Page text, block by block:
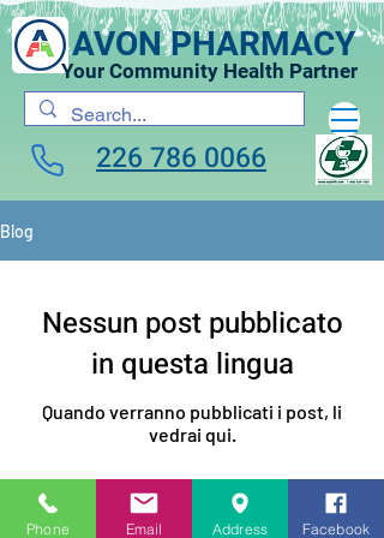
AVON PHARMACY
Your Community Health Partner
226 786 0066
Blog
Nessun post pubblicato
in questa lingua
Quando verranno pubblicati i post, li
vedrai qui.
Phone Email Address Facebook